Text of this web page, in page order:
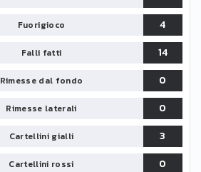
Fuorigioco
4
Falli fatti
14
Rimesse dal fondo
0
Rimesse laterali
0
Cartellini gialli
3
Cartellini rossi
0